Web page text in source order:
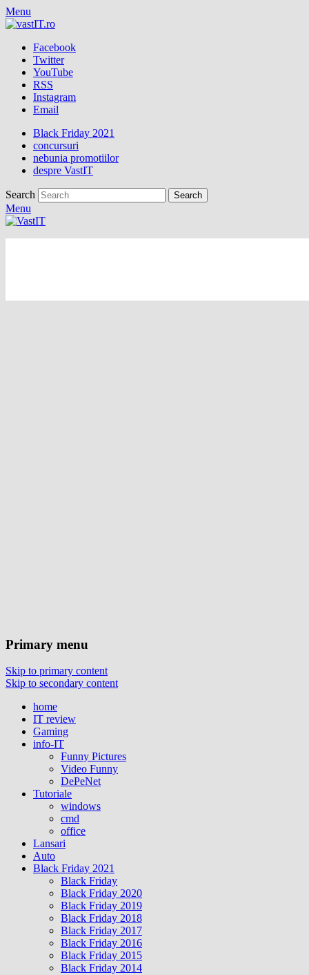
Menu
Facebook
Twitter
YouTube
RSS
Instagram
Email
Black Friday 2021
concursuri
nebunia promotiilor
despre VastIT
Search
Menu
Primary menu
Skip to primary content
Skip to secondary content
home
IT review
Gaming
info-IT
Funny Pictures
Video Funny
DePeNet
Tutoriale
windows
cmd
office
Lansari
Auto
Black Friday 2021
Black Friday
Black Friday 2020
Black Friday 2019
Black Friday 2018
Black Friday 2017
Black Friday 2016
Black Friday 2015
Black Friday 2014